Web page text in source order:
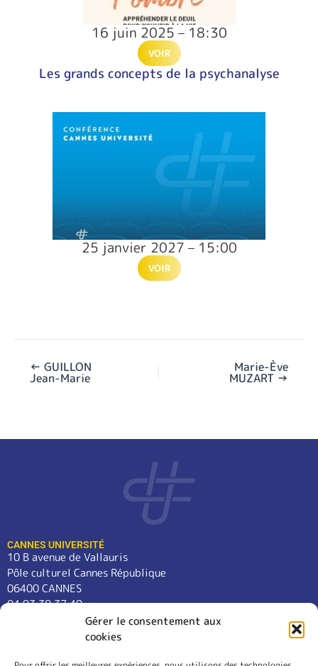
Gérer le consentement aux
cookies
16 juin 2025 – 18:30
VOIR
Les grands concepts de la psychanalyse
25 janvier 2027 – 15:00
VOIR
← GUILLON
Jean-Marie
Marie-Ève
MUZART →
CANNES UNIVERSITÉ
10 B avenue de Vallauris
Pôle culturel Cannes République
06400 CANNES
04 93 38 37 49
contact@cannes-universite.fr